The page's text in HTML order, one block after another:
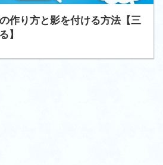
作り方と影を付ける方法【三
】